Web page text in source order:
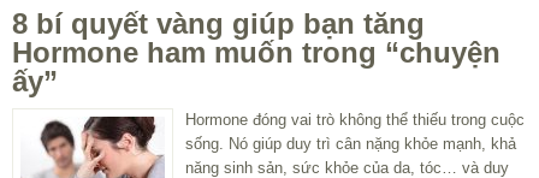
8 bí quyết vàng giúp bạn tăng
Hormone ham muốn trong “chuyện
ấy”
Hormone đóng vai trò không thể thiếu trong cuộc
sống. Nó giúp duy trì cân nặng khỏe mạnh, khả
năng sinh sản, sức khỏe của da, tóc… và duy